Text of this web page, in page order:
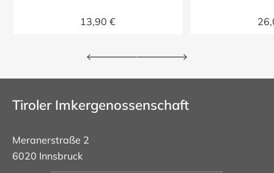
13,90 €
Tiroler Imkergenossenschaft
Meranerstraße 2
6020 Innsbruck